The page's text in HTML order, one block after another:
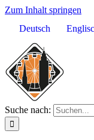
Zum Inhalt springen
Deutsch
Suche nach: